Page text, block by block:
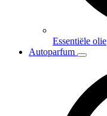
Essentiële olie
Autoparfum